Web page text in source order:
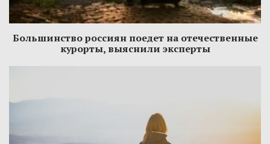
Большинство россиян поедет на отечественные
курорты, выяснили эксперты